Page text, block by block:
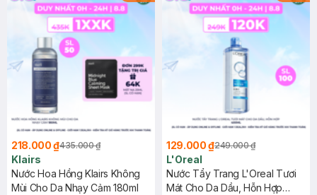
218.000 ₫435.000 ₫
Klairs
Nước Hoa Hồng Klairs Không
Mùi Cho Da Nhạy Cảm 180ml
129.000 ₫249.000 ₫
L'Oreal
Nước Tẩy Trang L'Oreal Tươi
Mát Cho Da Dầu, Hỗn Hợp